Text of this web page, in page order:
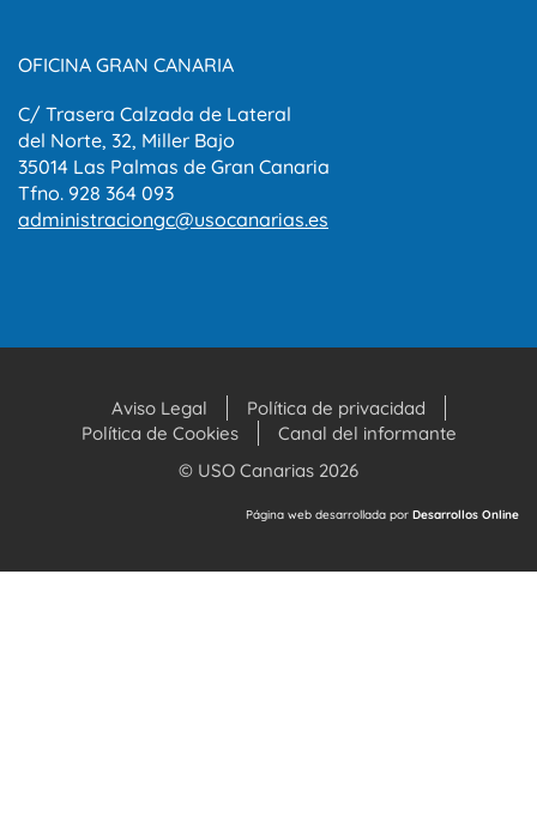
OFICINA GRAN CANARIA
C/ Trasera Calzada de Lateral
del Norte, 32, Miller Bajo
35014 Las Palmas de Gran Canaria
Tfno. 928 364 093
administraciongc@usocanarias.es
Aviso Legal
Política de privacidad
Política de Cookies
Canal del informante
© USO Canarias 2026
Página web desarrollada por Desarrollos Online